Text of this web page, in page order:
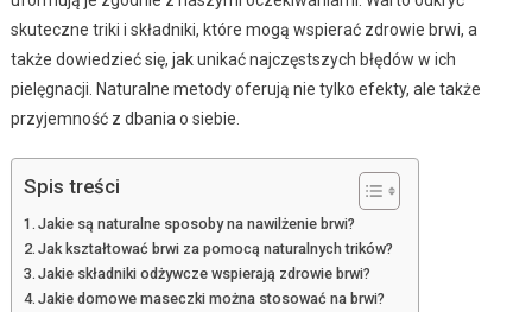
skuteczne triki i składniki, które mogą wspierać zdrowie brwi, a
także dowiedzieć się, jak unikać najczęstszych błędów w ich
pielęgnacji. Naturalne metody oferują nie tylko efekty, ale także
przyjemność z dbania o siebie.
Spis treści
Jakie są naturalne sposoby na nawilżenie brwi?
Jak kształtować brwi za pomocą naturalnych trików?
Jakie składniki odżywcze wspierają zdrowie brwi?
Jakie domowe maseczki można stosować na brwi?